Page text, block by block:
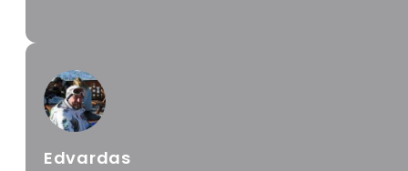
Edvardas